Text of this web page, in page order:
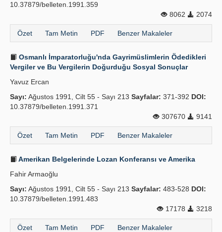
10.37879/belleten.1991.359
8062
2074
Özet Tam Metin PDF Benzer Makaleler
Osmanlı İmparatorluğu'nda Gayrimüslimlerin Ödedikleri
Vergiler ve Bu Vergilerin Doğurduğu Sosyal Sonuçlar
Yavuz Ercan
Sayı: Ağustos 1991, Cilt 55 - Sayı 213 Sayfalar: 371-392 DOI:
10.37879/belleten.1991.371
307670
9141
Özet Tam Metin PDF Benzer Makaleler
Amerikan Belgelerinde Lozan Konferansı ve Amerika
Fahir Armaoğlu
Sayı: Ağustos 1991, Cilt 55 - Sayı 213 Sayfalar: 483-528 DOI:
10.37879/belleten.1991.483
17178
3218
Özet Tam Metin PDF Benzer Makaleler